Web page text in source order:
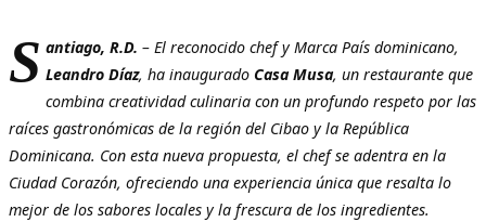
S antiago, R.D. – El reconocido chef y Marca País dominicano,
Leandro Díaz, ha inaugurado Casa Musa, un restaurante que
combina creatividad culinaria con un profundo respeto por las
raíces gastronómicas de la región del Cibao y la República
Dominicana. Con esta nueva propuesta, el chef se adentra en la
Ciudad Corazón, ofreciendo una experiencia única que resalta lo
mejor de los sabores locales y la frescura de los ingredientes.